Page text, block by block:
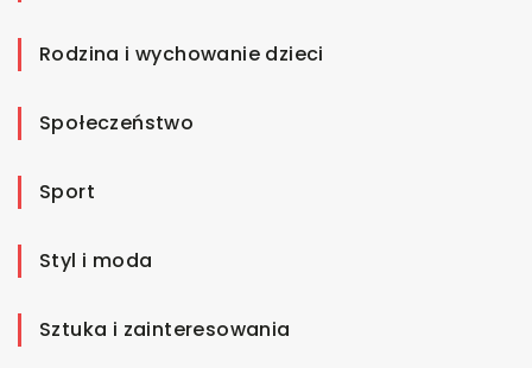
Rodzina i wychowanie dzieci
Społeczeństwo
Sport
Styl i moda
Sztuka i zainteresowania